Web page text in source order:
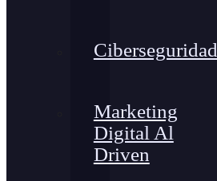
Ciberseguridad
Marketing
Digital Al
Driven